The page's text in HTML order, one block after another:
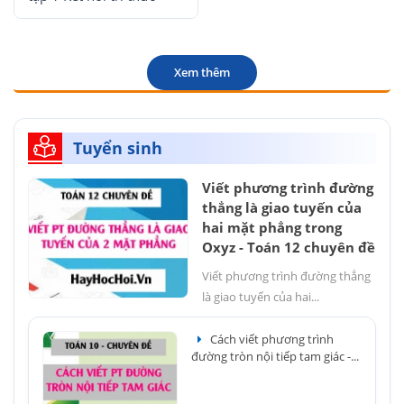
Xem thêm
Tuyển sinh
Viết phương trình đường
thẳng là giao tuyến của
hai mặt phẳng trong
Oxyz - Toán 12 chuyên đề
Viết phương trình đường thẳng
là giao tuyến của hai...
Cách viết phương trình
đường tròn nội tiếp tam giác -...